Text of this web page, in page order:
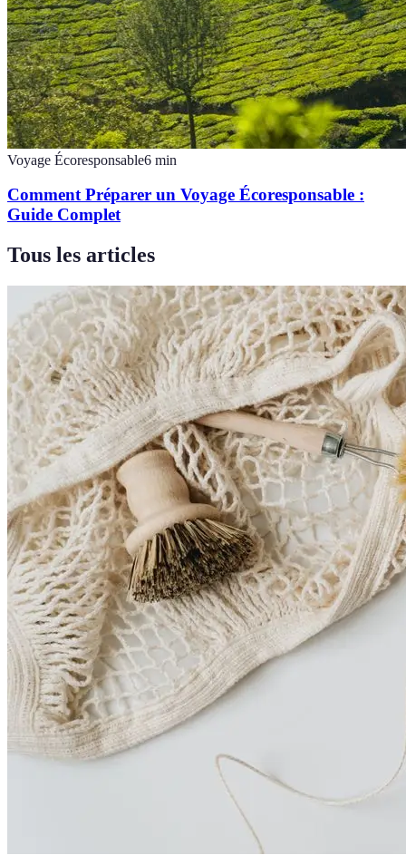
Voyage Écoresponsable6 min
Comment Préparer un Voyage Écoresponsable :
Guide Complet
Tous les articles